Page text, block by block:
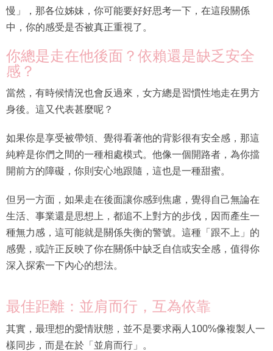
慢」，那各位姊妹，你可能要好好思考一下，在這段關係
中，你的感受是否被真正重視了。
你總是走在他後面？依賴還是缺乏安全
感？
當然，有時候情況也會反過來，女方總是習慣性地走在男方
身後。這又代表甚麼呢？
如果你是享受被帶領、覺得看著他的背影很有安全感，那這
純粹是你們之間的一種相處模式。他像一個開路者，為你擋
開前方的障礙，你則安心地跟隨，這也是一種甜蜜。
但另一方面，如果走在後面讓你感到焦慮，覺得自己無論在
生活、事業還是思想上，都追不上對方的步伐，因而產生一
種無力感，這可能就是關係失衡的警號。這種「跟不上」的
感覺，或許正反映了你在關係中缺乏自信或安全感，值得你
深入探索一下內心的想法。
最佳距離：並肩而行，互為依靠
其實，最理想的愛情狀態，並不是要求兩人100%像複製人一
樣同步，而是在於「並肩而行」。